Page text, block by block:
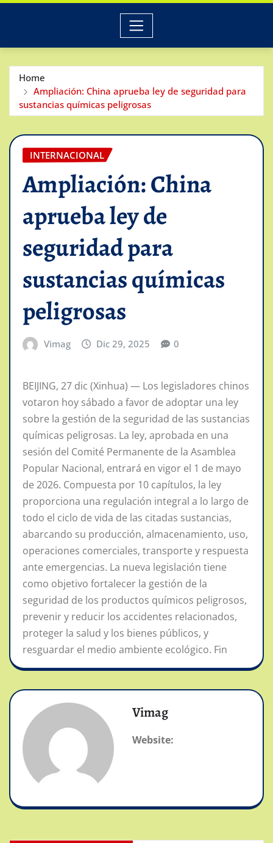
Home
Ampliación: China aprueba ley de seguridad para
sustancias químicas peligrosas
INTERNACIONAL
Ampliación: China
aprueba ley de
seguridad para
sustancias químicas
peligrosas
Vimag Dic 29, 2025 0
BEIJING, 27 dic (Xinhua) — Los legisladores chinos
votaron hoy sábado a favor de adoptar una ley
sobre la gestión de la seguridad de las sustancias
químicas peligrosas. La ley, aprobada en una
sesión del Comité Permanente de la Asamblea
Popular Nacional, entrará en vigor el 1 de mayo
de 2026. Compuesta por 10 capítulos, la ley
proporciona una regulación integral a lo largo de
todo el ciclo de vida de las citadas sustancias,
abarcando su producción, almacenamiento, uso,
operaciones comerciales, transporte y respuesta
ante emergencias. La nueva legislación tiene
como objetivo fortalecer la gestión de la
seguridad de los productos químicos peligrosos,
prevenir y reducir los accidentes relacionados,
proteger la salud y los bienes públicos, y
resguardar el medio ambiente ecológico. Fin
Vimag
Website: